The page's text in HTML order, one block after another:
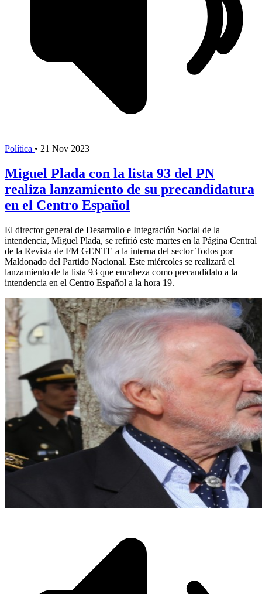
Política • 21 Nov 2023
Miguel Plada con la lista 93 del PN
realiza lanzamiento de su precandidatura
en el Centro Español
El director general de Desarrollo e Integración Social de la
intendencia, Miguel Plada, se refirió este martes en la Página Central
de la Revista de FM GENTE a la interna del sector Todos por
Maldonado del Partido Nacional. Este miércoles se realizará el
lanzamiento de la lista 93 que encabeza como precandidato a la
intendencia en el Centro Español a la hora 19.